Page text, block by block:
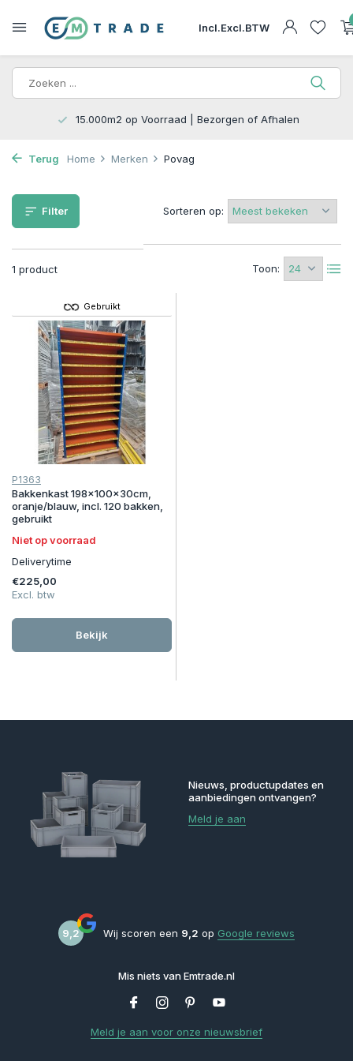
Incl.Excl.BTW
15.000m2 op Voorraad | Bezorgen of Afhalen
Terug Home Merken Povag
Filter
1 product Toon:
Sorteren op:
Gebruikt
P1363
Bakkenkast 198x100x30cm,
oranje/blauw, incl. 120 bakken,
gebruikt
Niet op voorraad
Deliverytime
€225,00
Excl. btw
Bekijk
Nieuws, productupdates en
aanbiedingen ontvangen?
Meld je aan
9,2 Wij scoren een 9,2 op Google reviews
Mis niets van Emtrade.nl
Meld je aan voor onze nieuwsbrief